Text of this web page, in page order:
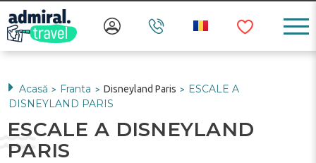
Acasă > Franta > Disneyland Paris >
ESCALE A
DISNEYLAND PARIS
ESCALE A DISNEYLAND
PARIS